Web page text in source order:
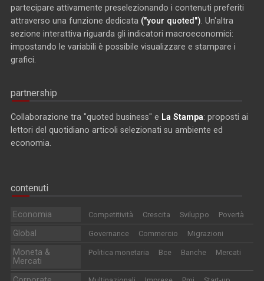
partecipare attivamente preselezionando i contenuti preferiti
attraverso una funzione dedicata ("your quoted") . Un'altra
sezione interattiva riguarda gli indicatori macroeconomici:
impostando le variabili è possibile visualizzare e stampare i
grafici.
partnership
Collaborazione tra "quoted business" e La Stampa: proposti ai
lettori del quotidiano articoli selezionati su ambiente ed
economia.
contenuti
Economia Competitività Crescita Sviluppo Povertà
Global Governance Commercio Migrazioni
Moneta &
Mercati
Politica monetaria Bce Banche Mercati